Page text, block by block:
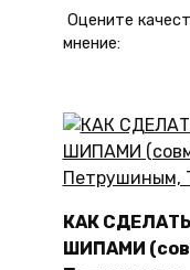
Оцените
мнение:
КАК
ШИПАМИ